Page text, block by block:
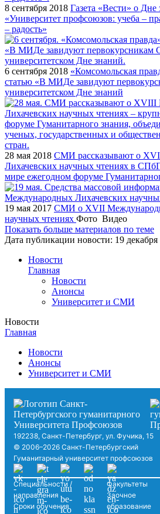
8 сентября 2018 Газета «Вести» о
«Университет профсоюзов: учеба –
– радость»
6 сентября 2018 «Комсомольская
статью «В МИДе завидуют
университетском Дне знаний
28 мая 2018 СМИ рассказывают о
Лихачевских научных чтениях в
мире ежегодном форуме
19 мая 2017 СМИ о XVII
научных чтениях Фото Видео
Показать больше материалов по теме
Дата публикации новости: 19
Новости
Главная
Новости
Анонсы
Университет и СМИ
Новости
Главная
Новости
Анонсы
Университет и СМИ
192238, Санкт-Петербург, ул. Фучика, 15
© 2006–2026 Санкт-Петербургский
Гуманитарный университет профсоюзов
Специальности /
направления
Сроки обучения
Факультеты
Заочное
образование